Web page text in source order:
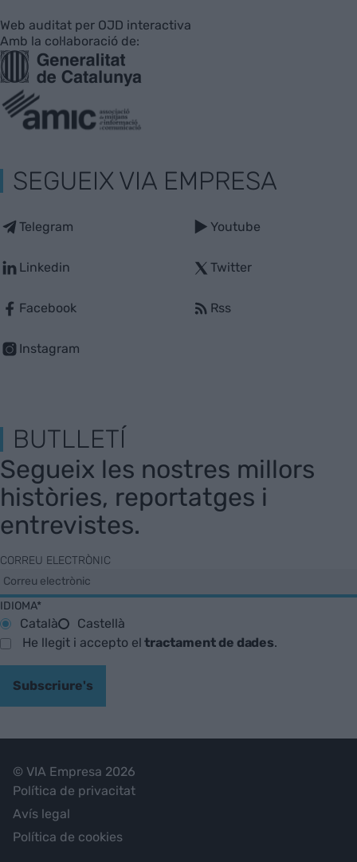
Web auditat per OJD interactiva
Amb la col·laboració de:
SEGUEIX VIA EMPRESA
Telegram
Linkedin
Facebook
Instagram
Youtube
Twitter
Rss
BUTLLETÍ
Segueix les nostres millors
històries, reportatges i
entrevistes.
CORREU ELECTRÒNIC
IDIOMA*
Català
Castellà
He llegit i accepto eltractament de dades.
Subscriure's
© VIA Empresa 2026
Política de privacitat
Avís legal
Política de cookies